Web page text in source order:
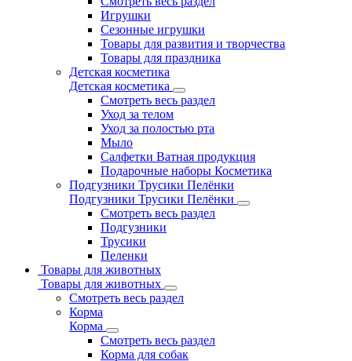
Игрушки
Сезонные игрушки
Товары для развития и творчества
Товары для праздника
Детская косметика
Детская косметика
Смотреть весь раздел
Уход за телом
Уход за полостью рта
Мыло
Салфетки Ватная продукция
Подарочные наборы Косметика
Подгузники Трусики Пелёнки
Подгузники Трусики Пелёнки
Смотреть весь раздел
Подгузники
Трусики
Пеленки
Товары для животных
Товары для животных
Смотреть весь раздел
Корма
Корма
Смотреть весь раздел
Корма для собак